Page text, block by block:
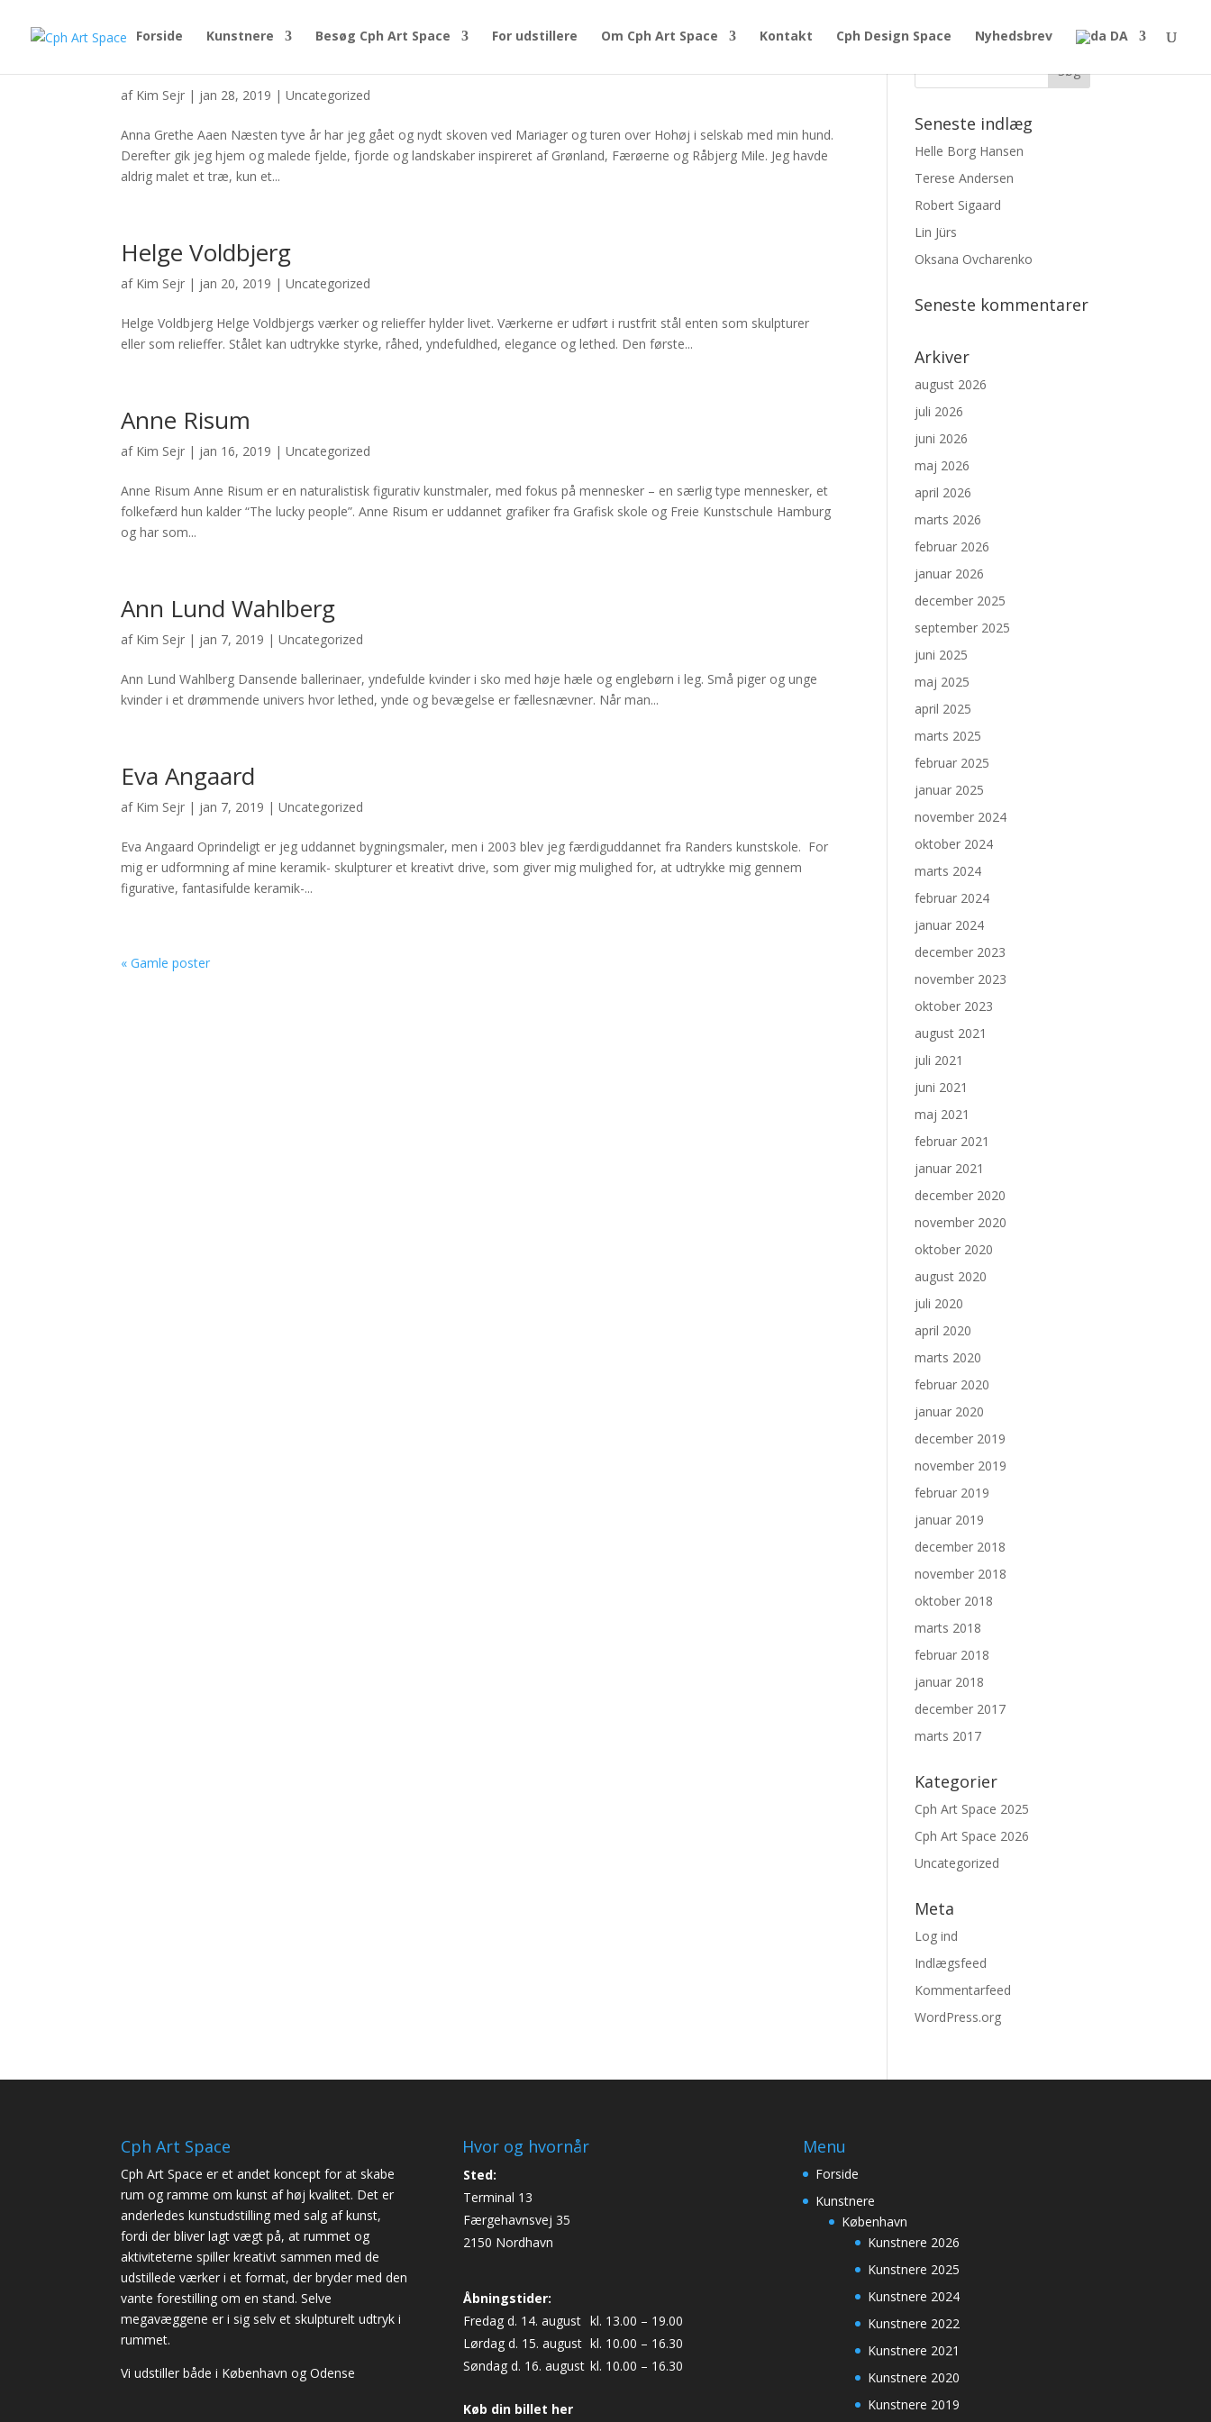
Forside Kunstnere Besøg Cph Art Space For udstillere Om Cph Art Space Kontakt Cph Design Space Nyhedsbrev DA
af Kim Sejr | jan 28, 2019 |Uncategorized
Anna Grethe Aaen Næsten tyve år har jeg gået og nydt skoven ved Mariager og turen over Hohøj i selskab med min hund.
Derefter gik jeg hjem og malede fjelde, fjorde og landskaber inspireret af Grønland, Færøerne og Råbjerg Mile. Jeg havde
aldrig malet et træ, kun et...
Helge Voldbjerg
af Kim Sejr | jan 20, 2019 |Uncategorized
Helge Voldbjerg Helge Voldbjergs værker og relieffer hylder livet. Værkerne er udført i rustfrit stål enten som skulpturer
eller som relieffer. Stålet kan udtrykke styrke, råhed, yndefuldhed, elegance og lethed. Den første...
Anne Risum
af Kim Sejr | jan 16, 2019 |Uncategorized
Anne Risum Anne Risum er en naturalistisk figurativ kunstmaler, med fokus på mennesker – en særlig type mennesker, et
folkefærd hun kalder “The lucky people”. Anne Risum er uddannet grafiker fra Grafisk skole og Freie Kunstschule Hamburg
og har som...
Ann Lund Wahlberg
af Kim Sejr | jan 7, 2019 |Uncategorized
Ann Lund Wahlberg Dansende ballerinaer, yndefulde kvinder i sko med høje hæle og englebørn i leg. Små piger og unge
kvinder i et drømmende univers hvor lethed, ynde og bevægelse er fællesnævner. Når man...
Eva Angaard
af Kim Sejr | jan 7, 2019 |Uncategorized
Eva Angaard Oprindeligt er jeg uddannet bygningsmaler, men i 2003 blev jeg færdiguddannet fra Randers kunstskole. For
mig er udformning af mine keramik- skulpturer et kreativt drive, som giver mig mulighed for, at udtrykke mig gennem
figurative, fantasifulde keramik-...
« Gamle poster
Seneste indlæg
Helle Borg Hansen
Terese Andersen
Robert Sigaard
Lin Jürs
Oksana Ovcharenko
Seneste kommentarer
Arkiver
august 2026
juli 2026
juni 2026
maj 2026
april 2026
marts 2026
februar 2026
januar 2026
december 2025
september 2025
juni 2025
maj 2025
april 2025
marts 2025
februar 2025
januar 2025
november 2024
oktober 2024
marts 2024
februar 2024
januar 2024
december 2023
november 2023
oktober 2023
august 2021
juli 2021
juni 2021
maj 2021
februar 2021
januar 2021
december 2020
november 2020
oktober 2020
august 2020
juli 2020
april 2020
marts 2020
februar 2020
januar 2020
december 2019
november 2019
februar 2019
januar 2019
december 2018
november 2018
oktober 2018
marts 2018
februar 2018
januar 2018
december 2017
marts 2017
Kategorier
Cph Art Space 2025
Cph Art Space 2026
Uncategorized
Meta
Log ind
Indlægsfeed
Kommentarfeed
WordPress.org
Cph Art Space
Cph Art Space er et andet koncept for at skabe
rum og ramme om kunst af høj kvalitet. Det er
anderledes kunstudstilling med salg af kunst,
fordi der bliver lagt vægt på, at rummet og
aktiviteterne spiller kreativt sammen med de
udstillede værker i et format, der bryder med den
vante forestilling om en stand. Selve
megavæggene er i sig selv et skulpturelt udtryk i
rummet.
Vi udstiller både i København og Odense
Hvor og hvornår
Sted:
Terminal 13
Færgehavnsvej 35
2150 Nordhavn
Åbningstider:
Fredag d. 14. august kl. 13.00 – 19.00
Lørdag d. 15. august kl. 10.00 – 16.30
Søndag d. 16. august kl. 10.00 – 16.30
Køb din billet her
Menu
Forside
Kunstnere
København
Kunstnere 2026
Kunstnere 2025
Kunstnere 2024
Kunstnere 2022
Kunstnere 2021
Kunstnere 2020
Kunstnere 2019